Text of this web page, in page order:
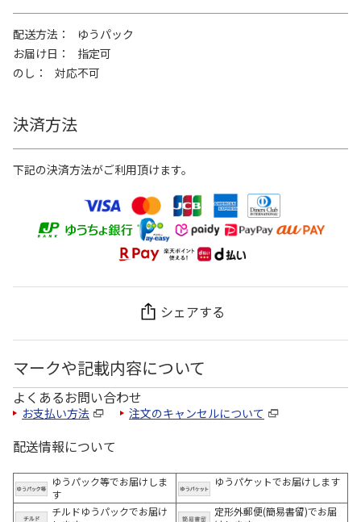
配送方法
ゆうパック
お届け日
指定可
のし
対応不可
決済方法
下記の決済方法がご利用頂けます。
シェアする
マークや記載内容について
よくあるお問い合わせ
お支払い方法 注文のキャンセルについて
配送情報について
ゆうパック等でお届けしま
す
ゆうパケットでお届けします
チルドゆうパックでお届け
定形外郵便(簡易書留)でお届